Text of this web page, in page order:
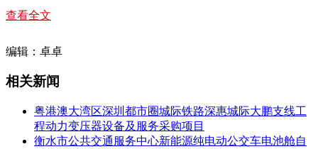
时间、地点以买方书面通知为准。
3.比选原则：项目包整包比价，在完全符合采购需求、质量和
则。
4.参与报名供应商的资格要求：
查看全文
编辑：卓卓
相关新闻
粤港澳大湾区深圳都市圈城际铁路深惠城际大鹏支线工
程动力变压器设备及服务采购项目
衡水市公共交通服务中心新能源纯电动公交车电池舱自